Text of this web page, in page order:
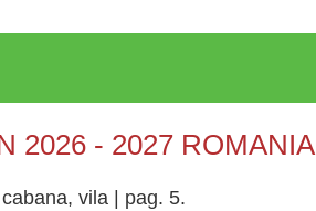
2026 - 2027 ROMANIA
vila | pag. 5.